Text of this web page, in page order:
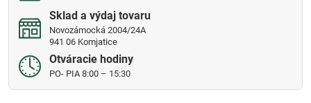
Sklad a výdaj tovaru
Novozámocká 2004/24A
941 06 Komjatice
Otváracie hodiny
PO- PIA 8:00 – 15:30